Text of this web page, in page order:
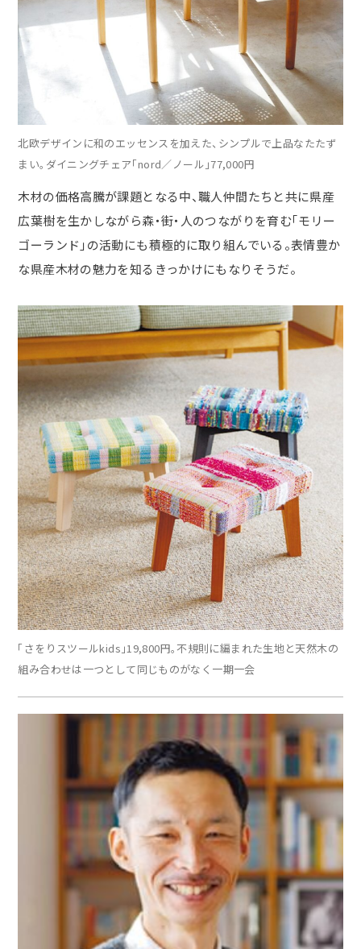
北欧デザインに和のエッセンスを加えた、シンプルで上品なたたず
まい。ダイニングチェア「nord／ノール」77,000円
木材の価格高騰が課題となる中、職人仲間たちと共に県産
広葉樹を生かしながら森・街・人のつながりを育む「モリー
ゴーランド」の活動にも積極的に取り組んでいる。表情豊か
な県産木材の魅力を知るきっかけにもなりそうだ。
「さをりスツールkids」19,800円。不規則に編まれた生地と天然木の
組み合わせは一つとして同じものがなく一期一会